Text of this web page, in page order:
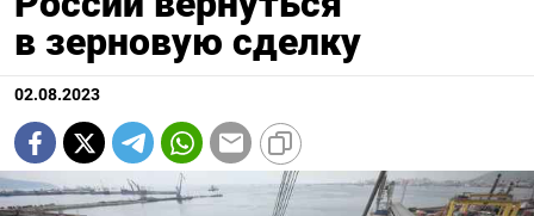
в зерновую сделку
02.08.2023